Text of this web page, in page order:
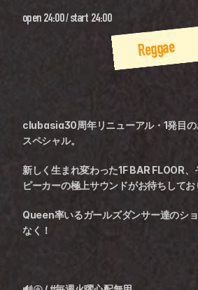
open 24:00 / start 24:00
Reggae
clubasia30周年リニューアル・1発目の
スペシャル。
新しく生まれ変わった1F BAR FLOOR
ピーカーの極上サウンドがお待ちしてお
Queen率いるガールズダンサー達のシ
なく！